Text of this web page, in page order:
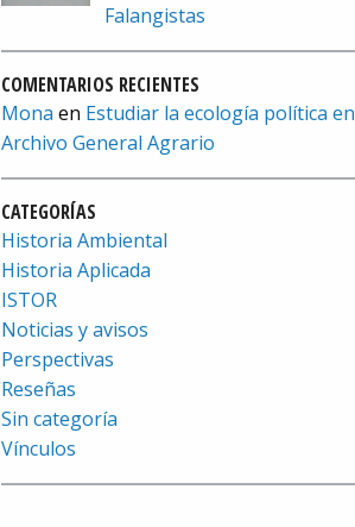
Falangistas
COMENTARIOS RECIENTES
Mona en Estudiar la ecología política
Archivo General Agrario
CATEGORÍAS
Historia Ambiental
Historia Aplicada
ISTOR
Noticias y avisos
Perspectivas
Reseñas
Sin categoría
Vínculos